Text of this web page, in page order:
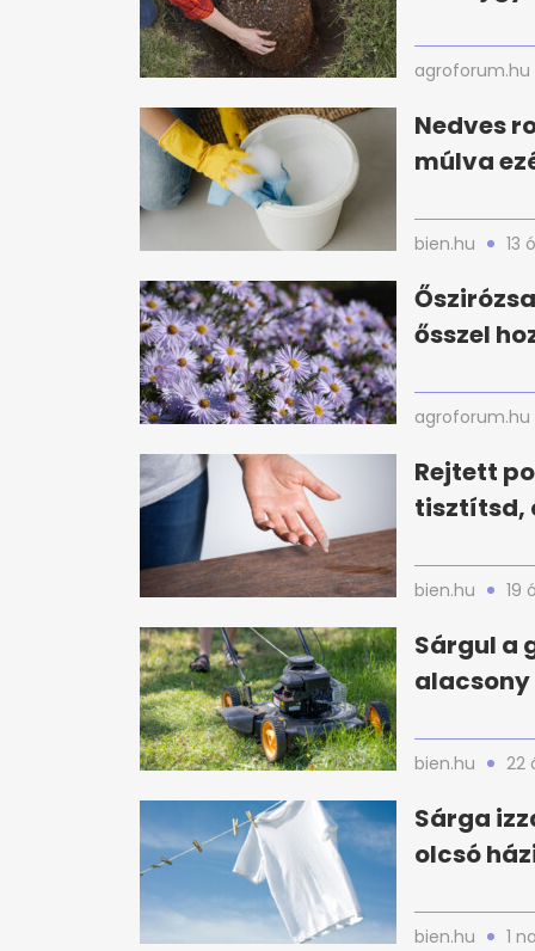
agroforum.hu
Nedves
múlva
bien.hu 13
ősszel
agroforum.hu
Rejtett
tisztítsd,
bien.hu 19
Sárgul a
bien.hu 22
Sárga
olcsó
bien.hu 1